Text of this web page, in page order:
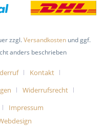
zzgl.Versandkosten und ggf.
anders beschrieben
Kontakt
Widerrufsrecht
Impressum